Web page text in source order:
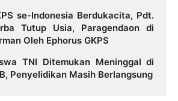
se-Indonesia Berdukacita, Pdt.
Tutup Usia, Paragendaon di
Oleh Ephorus GKPS
TNI Ditemukan Meninggal di
Penyelidikan Masih Berlangsung